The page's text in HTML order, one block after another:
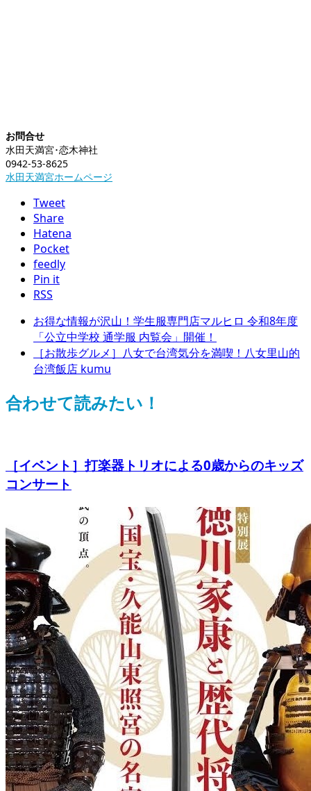
お問合せ
水田天満宮･恋木神社
0942-53-8625
水田天満宮ホームページ
Tweet
Share
Hatena
Pocket
feedly
Pin it
RSS
お得な情報が沢山！学生服専門店マルヒロ 令和8年度
「公立中学校 通学服 内覧会」開催！
［お散歩グルメ］八女で台湾気分を満喫！八女里山的
台湾飯店 kumu
合わせて読みたい！
［イベント］打楽器トリオによる0歳からのキッズ
コンサート